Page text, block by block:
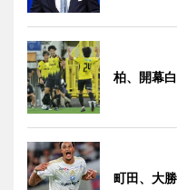
柏、開幕
町田、大